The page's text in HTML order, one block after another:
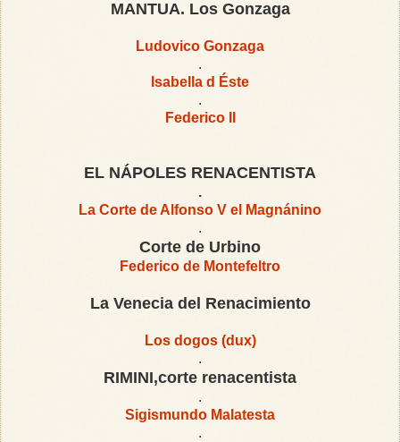
MANTUA. Los Gonzaga
Ludovico Gonzaga
.
Isabella d Éste
.
Federico II
EL NÁPOLES RENACENTISTA
.
La Corte de Alfonso V el Magnánino
.
Corte de Urbino
Federico de Montefeltro
La Venecia del Renacimiento
Los dogos (dux)
.
RIMINI,corte renacentista
.
Sigismundo Malatesta
.